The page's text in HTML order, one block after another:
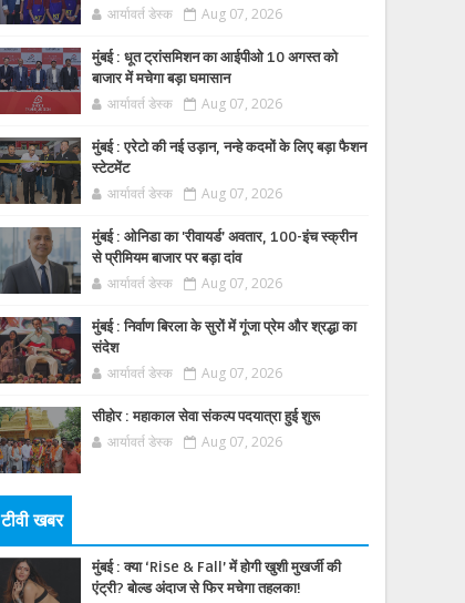
आर्यावर्त डेस्क Aug 07, 2026
मुंबई : धूत ट्रांसमिशन का आईपीओ 10 अगस्त को
बाजार में मचेगा बड़ा घमासान
आर्यावर्त डेस्क Aug 07, 2026
मुंबई : एरेटो की नई उड़ान, नन्हे कदमों के लिए बड़ा फैशन
स्टेटमेंट
आर्यावर्त डेस्क Aug 07, 2026
मुंबई : ओनिडा का 'रीवायर्ड’ अवतार, 100-इंच स्क्रीन
से प्रीमियम बाजार पर बड़ा दांव
आर्यावर्त डेस्क Aug 07, 2026
मुंबई : निर्वाण बिरला के सुरों में गूंजा प्रेम और श्रद्धा का
संदेश
आर्यावर्त डेस्क Aug 07, 2026
सीहोर : महाकाल सेवा संकल्प पदयात्रा हुई शुरू
आर्यावर्त डेस्क Aug 07, 2026
टीवी खबर
मुंबई : क्या ‘Rise & Fall’ में होगी खुशी मुखर्जी की
एंट्री? बोल्ड अंदाज से फिर मचेगा तहलका!